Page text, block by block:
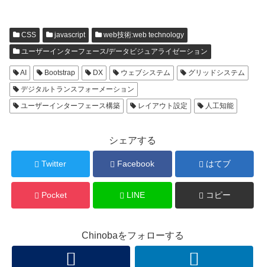
CSS javascript
web技術:web technology
ユーザーインターフェース/データビジュアライゼーション
AI Bootstrap DX ウェブシステム
グリッドシステム
デジタルトランスフォーメーション
ユーザーインターフェース構築
レイアウト設定 人工知能
シェアする
Twitter Facebook はてブ
Pocket LINE コピー
Chinobaをフォローする